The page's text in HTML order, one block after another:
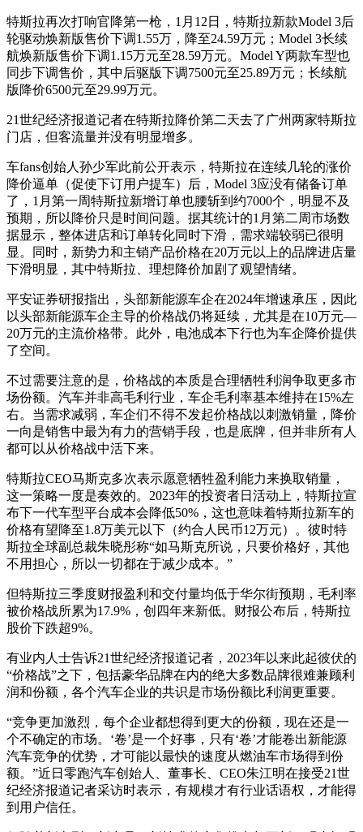
特斯拉再次打响官降第一枪，1月12日，特斯拉新款Model 3后
轮驱动焕新版售价下调1.55万，降至24.59万元；Model 3长续
航焕新版售价下调1.15万元至28.59万元。Model Y两款车型也
同步下调售价，其中后驱版下调7500元至25.89万元；长续航
版降价6500元至29.99万元。
21世纪经济报道记者在特斯拉降价第二天去了广州两家特斯拉
门店，但客流量并没有明显增多。
车fans创始人孙少军此前公开表示，特斯拉在连续几轮的涨价
降价逼单（促使下订用户提车）后，Model 3应没有储备订单
了，1月第一周特斯拉新增订单也腰斩到约7000个，明显不及
预期，所以降价只是时间问题。据其统计的1月第二周市场数
据显示，整体进店和订单转化同时下滑，需求端较弱已很明
显。同时，新势力和主销产品价格在20万元以上的品牌进店量
下滑明显，其中特斯拉、理想降价加剧了观望情绪。
平安证券研报指出，头部新能源车企在2024年增速承压，因此
以头部新能源车企主导的价格战仍将延续，尤其是在10万元—
20万元的主流价格带。此外，电池成本下行也为车企降价提供
了空间。
不过需要注意的是，价格战的本质是合理牺牲利润争取更多市
场份额。汽车并非高毛利行业，车企毛利率基本维持在15%左
右。当需求减弱，车企们不得不发起价格战以刺激销量，降价
一向是销售中最为有力的营销手段，也是底牌，但并非所有人
都可以从价格战中活下来。
特斯拉CEO马斯克多次表示愿意牺牲盈利能力来换取销量，
这一策略一度是奏效的。2023年的投资者日活动上，特斯拉宣
布下一代车型平台成本会降低50%，这也意味着特斯拉新车的
价格有望降至1.8万美元以下（约合人民币12万元）。彼时特
斯拉全球副总裁朱晓彤称“如马斯克所说，只要价格好，其他
不用担心，所以一切都在于减少成本。”
但特斯拉三季度财报盈利和交付量均低于华尔街预期，毛利率
被价格战所累为17.9%，创四年来新低。财报公布后，特斯拉
股价下跌超9%。
有业内人士告诉21世纪经济报道记者，2023年以来此起彼伏的
“价格战”之下，包括豪华品牌在内的绝大多数品牌很难兼顾利
润和份额，各个汽车企业的共识是市场份额比利润更重要。
“竞争更加激烈，每个企业都想得到更大的份额，现在还是一
个不确定的市场。‘卷’是一个好事，只有‘卷’才能卷出新能源
汽车竞争的优势，才可能以最快的速度从燃油车市场得到份
额。”近日零跑汽车创始人、董事长、CEO朱江明在接受21世
纪经济报道记者采访时表示，有规模才有行业话语权，才能得
到用户信任。